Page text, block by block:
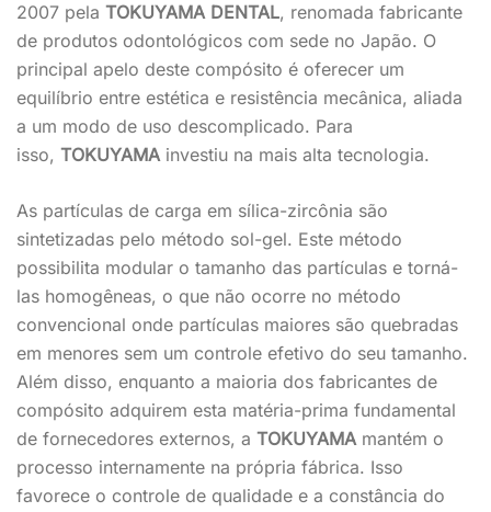
2007 pela TOKUYAMA DENTAL, renomada fabricante
de produtos odontológicos com sede no Japão. O
principal apelo deste compósito é oferecer um
equilíbrio entre estética e resistência mecânica, aliada
a um modo de uso descomplicado. Para
isso, TOKUYAMAinvestiu na mais alta tecnologia.
As partículas de carga em sílica-zircônia são
sintetizadas pelo método sol-gel. Este método
possibilita modular o tamanho das partículas e torná-
las homogêneas, o que não ocorre no método
convencional onde partículas maiores são quebradas
em menores sem um controle efetivo do seu tamanho.
Além disso, enquanto a maioria dos fabricantes de
compósito adquirem esta matéria-prima fundamental
de fornecedores externos, a TOKUYAMAmantém o
processo internamente na própria fábrica. Isso
favorece o controle de qualidade e a constância do